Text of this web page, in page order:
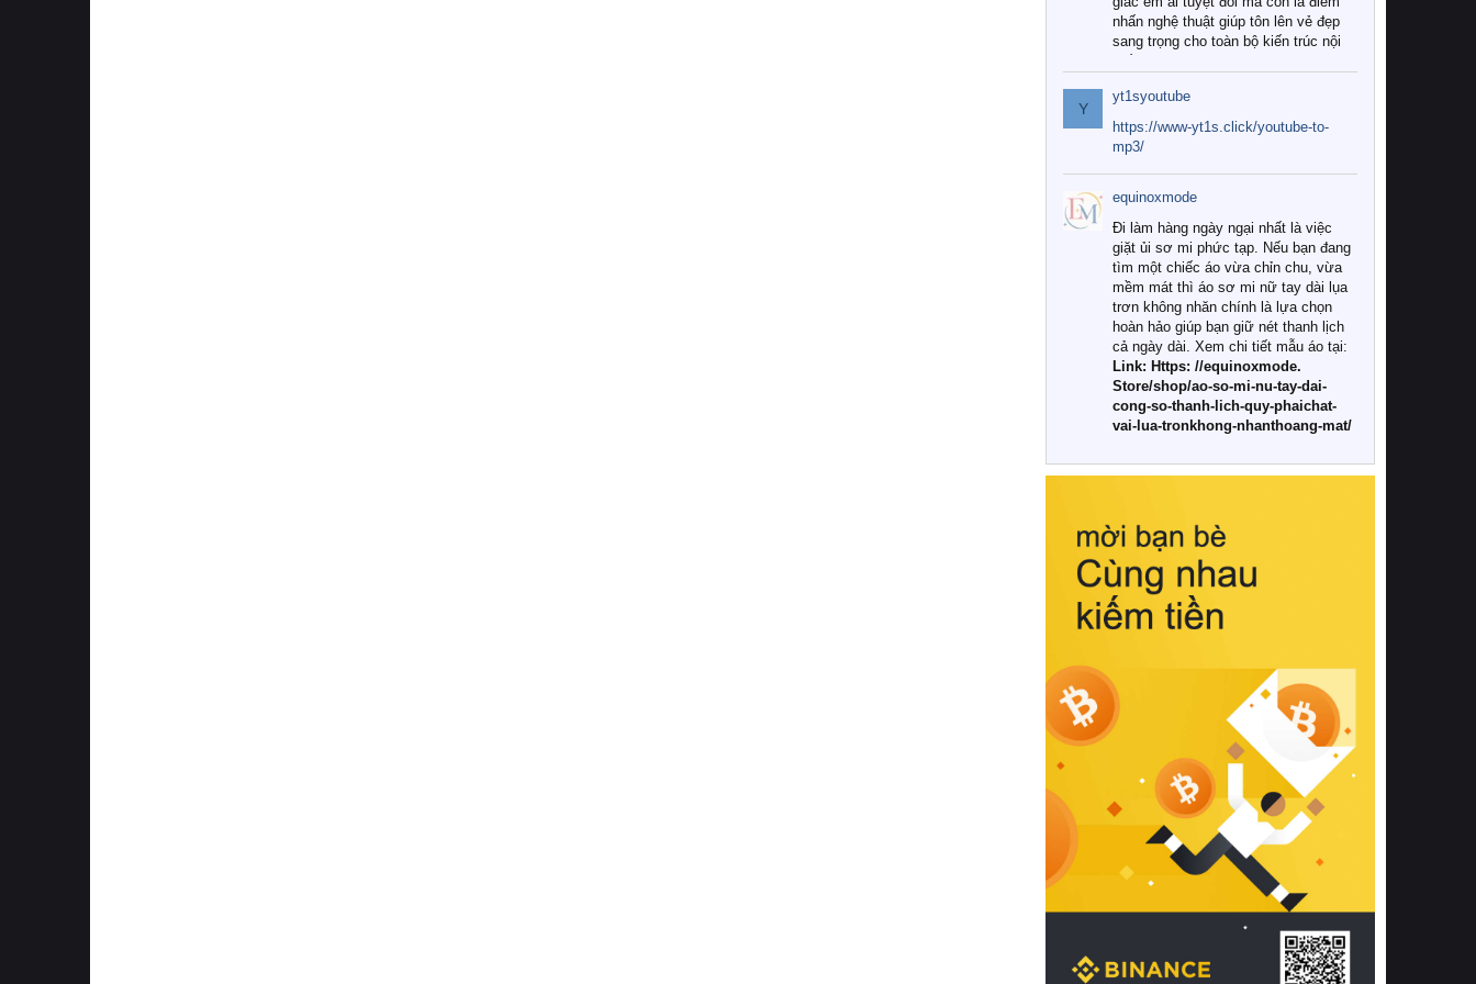
nhấn nghệ thuật giúp tôn lên vẻ đẹp
sang trọng cho toàn bộ kiến trúc nội
Tuy nhiên, giữa thị trường đa dạng
với vô vàn thương hiệu và mẫu mã
như hiện nay, làm thế nào để chọn
được những bộ chăn ga gối đệm cao
cấp thực sự chất lượng, phù hợp với
khí hậu và nhu cầu sử dụng của gia
đình? Hãy cùng chúng tôi đi tìm lời
giải đáp chi tiết qua bài viết dưới đây.
1. Tại sao các gia đình hiện đại lại ưa
chuộng chăn ga gối đệm cao cấp?
Khác với các dòng sản phẩm thông
thường, những bộ chăn ga gối đệm
cao cấp trải qua quy trình sản xuất
nghiêm ngặt từ khâu chọn lọc nguyên
liệu tự nhiên đến công nghệ dệt
nhuộm hiện đại không chứa hóa chất
này, bạn sẽ cảm nhận rõ rệt sự khác
hồi chuẩn xác của phần đệm nâng đỡ
cột sống.
Bên cạnh đó, việc lựa chọn các dòng
sản phẩm đạt chuẩn chất lượng quốc
tế còn giúp ngăn ngừa tình trạng kích
khuẩn và nấm mốc trong điều kiện
thời tiết nóng ẩm. Bạn có thể tìm hiểu
thêm các nghiên cứu khoa học về tác
động của giấc ngủ và môi trường
phòng ngủ đối với sức khỏe con
người tại Sleep Foundation (External
Link) để có cái nhìn toàn diện hơn.
2. Các tiêu chí vàng khi lựa chọn
chăn ga gối đệm cao cấp cho phòng
ngủ
Để sở hữu một bộ chăn ga gối đệm
cao cấp hoàn hảo cả về thẩm mỹ lẫn
công năng, người tiêu dùng cần cân
nhắc kỹ lưỡng các tiêu chí quan trọng
Y
yt1syoutube
https://www-yt1s.click/youtube-to-
mp3/
equinoxmode
Đi làm hàng ngày ngại nhất là việc
giặt ủi sơ mi phức tạp. Nếu bạn đang
tìm một chiếc áo vừa chỉn chu, vừa
mềm mát thì áo sơ mi nữ tay dài lụa
trơn không nhăn chính là lựa chọn
hoàn hảo giúp bạn giữ nét thanh lịch
cả ngày dài. Xem chi tiết mẫu áo tại:
Link: Https: //equinoxmode.
Store/shop/ao-so-mi-nu-tay-dai-
cong-so-thanh-lich-quy-phaichat-
vai-lua-tronkhong-nhanthoang-mat/